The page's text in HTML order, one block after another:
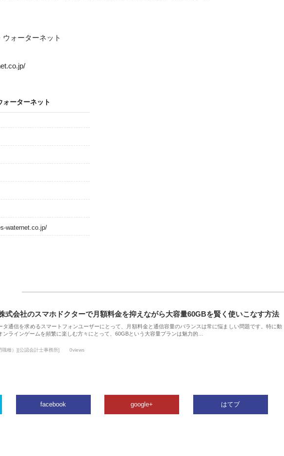
ォーターネット
ォーターネット
waternet.co.jp/
式会社のスマホドクターで月額料金を抑えながら大容量60GBを賢く使いこなす方法
タ通信を求めるスマートフォンユーザーにとって、月額料金と通信容量のバランスは常に悩ましい問題です。特に動
ンラインゲームを頻繁に楽しむ方々にとって、60GBという大容量プランは魅力的…
職種）][公認会計士事務所] 0views
facebook google+ はてブ